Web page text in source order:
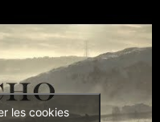
les cookies